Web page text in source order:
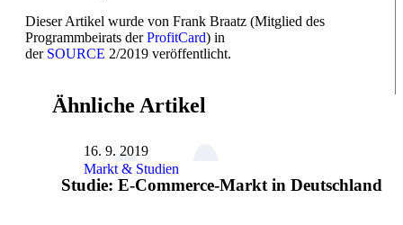
Dieser Artikel wurde von Frank Braatz (Mitglied des
Programmbeirats derProfitCard) in
der SOURCE 2/2019 veröffentlicht.
Ähnliche Artikel
16. 9. 2019
Markt & Studien
Studie: E-Commerce-Markt in Deutschland